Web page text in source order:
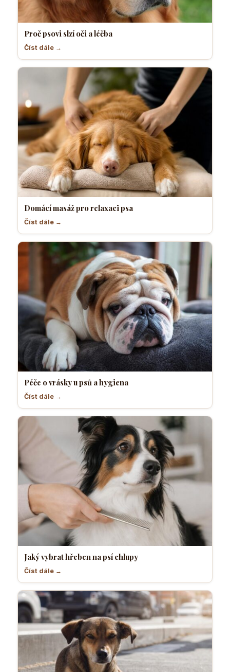
Proč psovi slzí oči a léčba
Číst dále →
Domácí masáž pro relaxaci psa
Číst dále →
Péče o vrásky u psů a hygiena
Číst dále →
Jaký vybrat hřeben na psí chlupy
Číst dále →